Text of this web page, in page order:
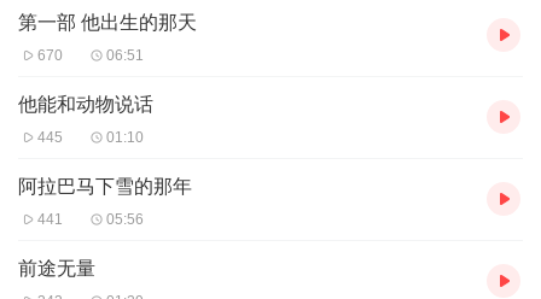
第一部 他出生的那天
670 06:51
他能和动物说话
445 01:10
阿拉巴马下雪的那年
441 05:56
前途无量